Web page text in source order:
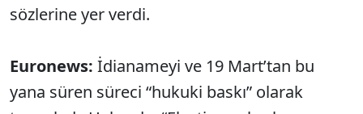
sözlerine yer verdi.
Euronews: İdianameyi ve 19 Mart’tan bu
yana süren süreci “hukuki baskı” olarak